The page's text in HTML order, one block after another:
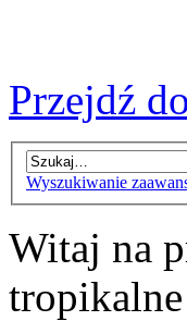
Przejdź
Wyszukiwanie
Witaj na
tropikalne